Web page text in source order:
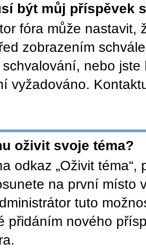
být můj příspěvek
fóra může nastavit,
zobrazením
nebo
vyžadováno.
oživit svoje téma?
odkaz „Oživit
na první místo
tuto
přidáním nového